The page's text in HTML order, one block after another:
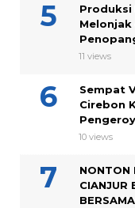
Produksi
Melonjak
11 views
Sempat
Cirebon
10 views
NONTON
CIANJUR
BERSAMA